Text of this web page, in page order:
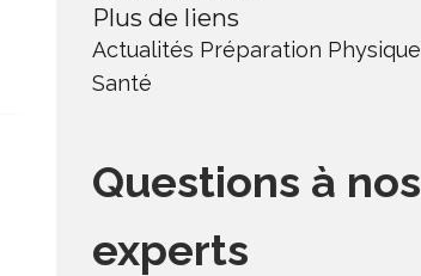
Plus de liens
Actualités Préparation Physique
Santé
Questions à nos
experts